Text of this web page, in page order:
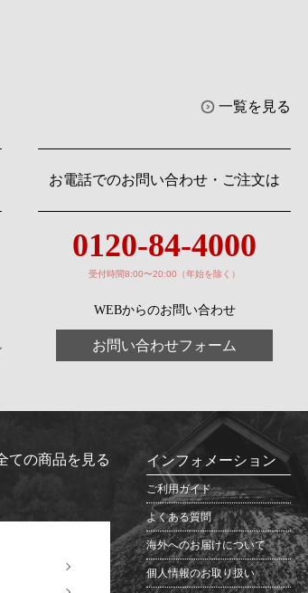
一覧を見る
お電話でのお問い合わせ・ご注文は
0120-84-4000
受付時間8:00〜20:00（年始を除く）
WEBからのお問い合わせ
お問い合わせフォーム
ての商品を見る インフォメーション
ご利用ガイド
よくある質問
海外へのお届けについて
個人情報のお取り扱い